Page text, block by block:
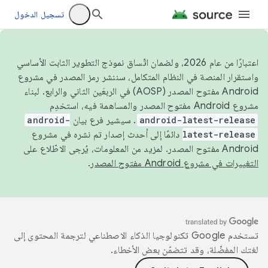
تسجيل الدخول
اعتبارًا من عام 2026، ولضمان اتّساق نموذج التطوير الثابت الأساسي
واستقرار المنصة في النظام المتكامل، سننشر رمز المصدر في مشروع
Android مفتوح المصدر (AOSP) في الربعَين الثاني والرابع. لبناء
مشروع Android مفتوح المصدر والمساهمة فيه، استخدِم
android-latest-release . سيشير فرع بيان android-
latest-release دائمًا إلى أحدث إصدار تم نشره في مشروع
Android مفتوح المصدر. لمزيد من المعلومات، يُرجى الاطّلاع على
التغييرات في مشروع Android مفتوح المصدر
.
تستخدم Google تكنولوجيا الذكاء الاصطناعي لترجمة المحتوى إلى
لغتك المفضّلة، وقد تتضمّن بعض الأخطاء.